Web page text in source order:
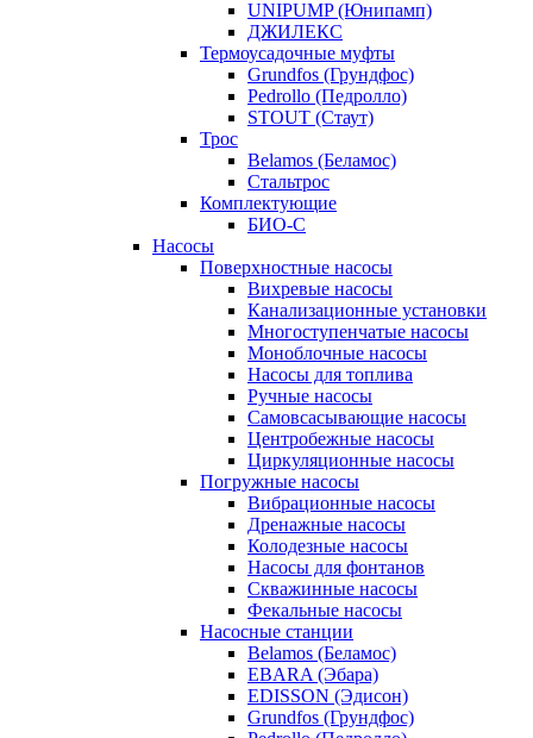
UNIPUMP (Юнипамп)
ДЖИЛЕКС
Термоусадочные муфты
Grundfos (Грундфос)
Pedrollo (Педролло)
STOUT (Стаут)
Трос
Belamos (Беламос)
Стальтрос
Комплектующие
БИО-С
Насосы
Поверхностные насосы
Вихревые насосы
Канализационные установки
Многоступенчатые насосы
Моноблочные насосы
Насосы для топлива
Ручные насосы
Самовсасывающие насосы
Центробежные насосы
Циркуляционные насосы
Погружные насосы
Вибрационные насосы
Дренажные насосы
Колодезные насосы
Насосы для фонтанов
Скважинные насосы
Фекальные насосы
Насосные станции
Belamos (Беламос)
EBARA (Эбара)
EDISSON (Эдисон)
Grundfos (Грундфос)